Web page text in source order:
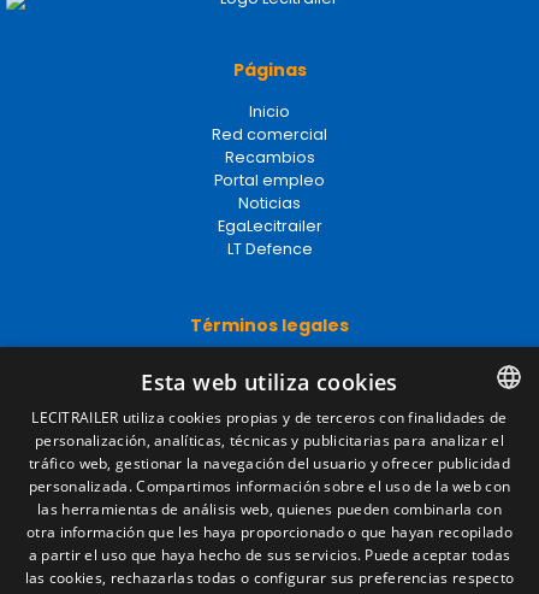
Páginas
Inicio
Red comercial
Recambios
Portal empleo
Noticias
EgaLecitrailer
LT Defence
Términos legales
Política de privacidad
Política de cookies
Condiciones generales de venta
Gestionar cookies
Contacto
Camino de los Huertos, S/N. Apdo 100
SPANISH
ENGLISH
FRENCH
ITALIAN
Esta web utiliza cookies
LECITRAILER utiliza cookies propias y de terceros con finalidades de
personalización, analíticas, técnicas y publicitarias para analizar el
tráfico web, gestionar la navegación del usuario y ofrecer publicidad
personalizada. Compartimos información sobre el uso de la web con
las herramientas de análisis web, quienes pueden combinarla con
otra información que les haya proporcionado o que hayan recopilado
a partir el uso que haya hecho de sus servicios. Puede aceptar todas
las cookies, rechazarlas todas o configurar sus preferencias respecto